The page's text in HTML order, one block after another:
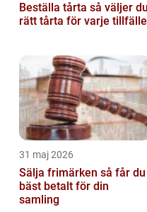
Beställa tårta så väljer du
rätt tårta för varje tillfälle
31 maj 2026
Sälja frimärken så får du
bäst betalt för din
samling